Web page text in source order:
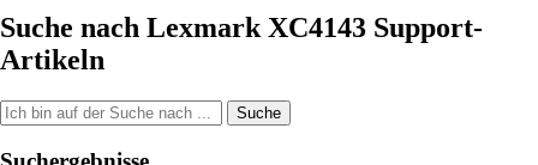
Suche nach Lexmark XC4143 Support-
Artikeln
Suche